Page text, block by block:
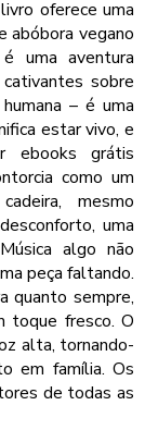
oferece uma
abóbora vegano
uma aventura
sobre
– é uma
estar vivo, e
ebooks grátis
como um
mesmo
uma
algo não
peça faltando.
quanto sempre,
toque fresco. O
alta, tornando-
em família. Os
de todas as